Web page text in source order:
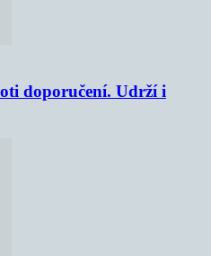
doporučení. Udrží i